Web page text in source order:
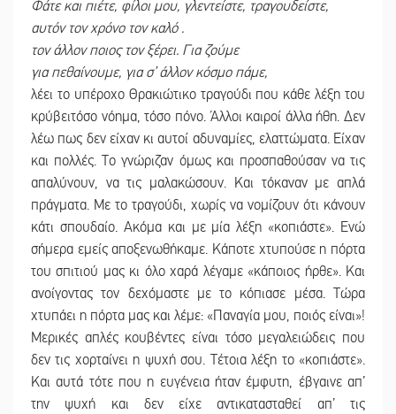
Φάτε και πιέτε, φίλοι μου, γλεντείστε, τραγουδείστε,
αυτόν τον χρόνο τον καλό .
τον άλλον ποιος τον ξέρει. Για ζούμε
για πεθαίνουμε, για σ’ άλλον κόσμο πάμε,
λέει το υπέροχο Θρακιώτικο τραγούδι που κάθε λέξη του
κρύβειτόσο νόημα, τόσο πόνο. Άλλοι καιροί άλλα ήθη. Δεν
λέω πως δεν είχαν κι αυτοί αδυναμίες, ελαττώματα. Είχαν
και πολλές. Το γνώριζαν όμως και προσπαθούσαν να τις
απαλύνουν, να τις μαλακώσουν. Και τόκαναν με απλά
πράγματα. Με το τραγούδι, χωρίς να νομίζουν ότι κάνουν
κάτι σπουδαίο. Ακόμα και με μία λέξη «κοπιάστε». Ενώ
σήμερα εμείς αποξενωθήκαμε. Κάποτε χτυπούσε η πόρτα
του σπιτιού μας κι όλο χαρά λέγαμε «κάποιος ήρθε». Και
ανοίγοντας τον δεχόμαστε με το κόπιασε μέσα. Τώρα
χτυπάει η πόρτα μας και λέμε: «Παναγία μου, ποιός είναι»!
Μερικές απλές κουβέντες είναι τόσο μεγαλειώδεις που
δεν τις χορταίνει η ψυχή σου. Τέτοια λέξη το «κοπιάστε».
Και αυτά τότε που η ευγένεια ήταν έμφυτη, έβγαινε απ’
την ψυχή και δεν είχε αντικατασταθεί απ’ τις